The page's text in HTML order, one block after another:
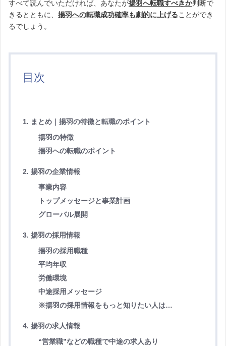
すべて読んでいただければ、あなたが揚羽へ転職すべきか判断で
きるとともに、 揚羽への転職成功確率も劇的に上げることができ
るでしょう。
目次
1. まとめ｜揚羽の特徴と転職のポイント
揚羽の特徴
揚羽への転職のポイント
2. 揚羽の企業情報
事業内容
トップメッセージと事業計画
グローバル展開
3. 揚羽の採用情報
揚羽の採用職種
平均年収
労働環境
中途採用メッセージ
※揚羽の採用情報をもっと知りたい人は…
4. 揚羽の求人情報
“営業職”などの職種で中途の求人あり